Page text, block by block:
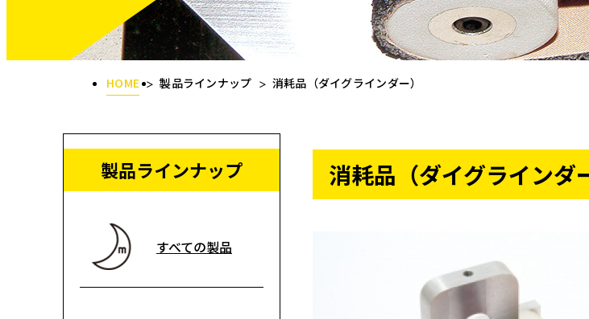
HOME 製品ラインナップ 消耗品（ダイグラインダー）
製品ラインナップ
すべての製品
消耗品（ダイグラインダ